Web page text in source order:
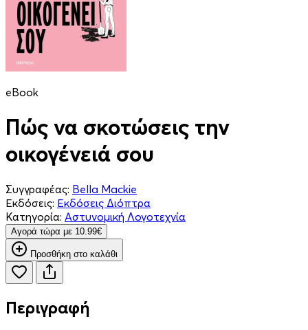
eBook
Πώς να σκοτώσεις την
οικογένειά σου
Συγγραφέας: Bella Mackie
Εκδόσεις: Εκδόσεις Διόπτρα
Κατηγορία: Αστυνομική Λογοτεχνία
Aγορά τώρα με 10.99€
Προσθήκη στο καλάθι
Περιγραφή